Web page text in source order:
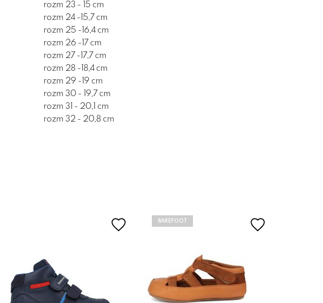
rozm 23 - 15 cm
rozm 24 -15,7 cm
rozm 25 -16,4 cm
rozm 26 -17 cm
rozm 27 -17,7 cm
rozm 28 -18,4 cm
rozm 29 -19 cm
rozm 30 - 19,7 cm
rozm 31 - 20,1 cm
rozm 32 - 20,8 cm
BAREFOOT